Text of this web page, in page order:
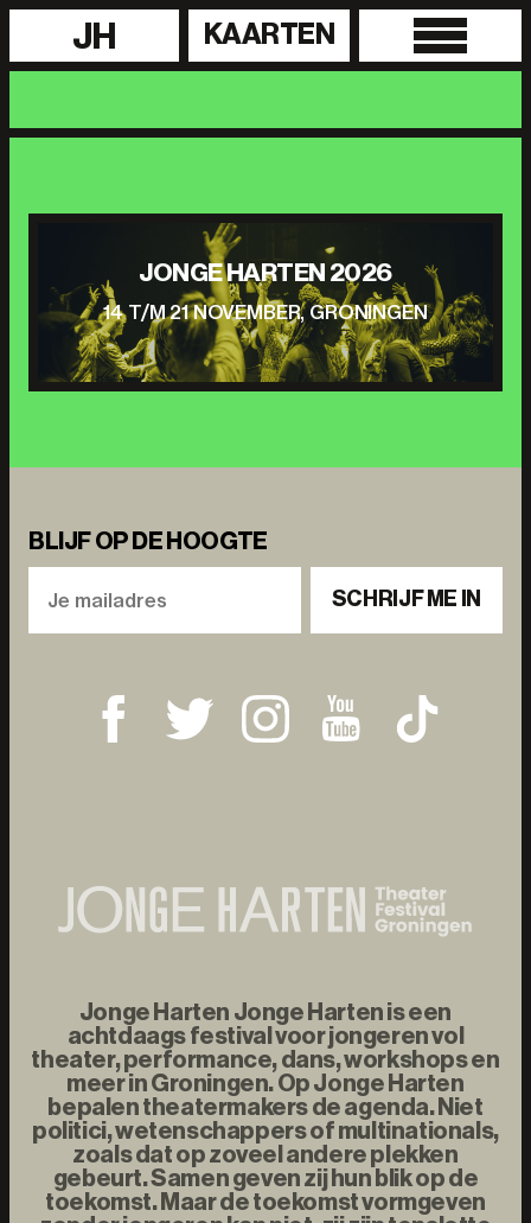
JH KAARTEN
JONGE HARTEN 2026
14 T/M 21 NOVEMBER, GRONINGEN
BLIJF OP DE HOOGTE
SCHRIJF ME IN
Jonge Harten Jonge Harten is een
achtdaags festival voor jongeren vol
theater, performance, dans, workshops en
meer in Groningen. Op Jonge Harten
bepalen theatermakers de agenda. Niet
politici, wetenschappers of multinationals,
zoals dat op zoveel andere plekken
gebeurt. Samen geven zij hun blik op de
toekomst. Maar de toekomst vormgeven